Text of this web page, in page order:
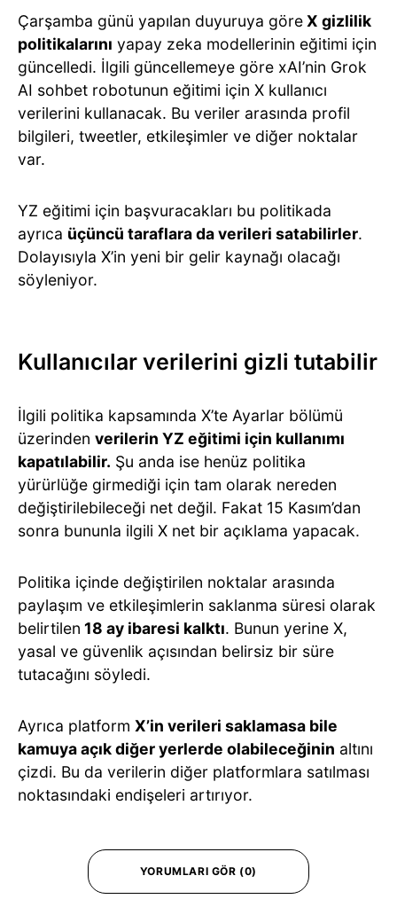
Çarşamba günü yapılan duyuruya göreX gizlilik
politikalarını yapay zeka modellerinin eğitimi için
güncelledi. İlgili güncellemeye göre xAI’nin Grok
AI sohbet robotunun eğitimi için X kullanıcı
verilerini kullanacak. Bu veriler arasında profil
bilgileri, tweetler, etkileşimler ve diğer noktalar
var.
YZ eğitimi için başvuracakları bu politikada
ayrıca üçüncü taraflara da verileri satabilirler.
Dolayısıyla X’in yeni bir gelir kaynağı olacağı
söyleniyor.
Kullanıcılar verilerini gizli tutabilir
İlgili politika kapsamında X’te Ayarlar bölümü
üzerinden verilerin YZ eğitimi için kullanımı
kapatılabilir. Şu anda ise henüz politika
yürürlüğe girmediği için tam olarak nereden
değiştirilebileceği net değil. Fakat 15 Kasım’dan
sonra bununla ilgili X net bir açıklama yapacak.
Politika içinde değiştirilen noktalar arasında
paylaşım ve etkileşimlerin saklanma süresi olarak
belirtilen 18 ay ibaresi kalktı. Bunun yerine X,
yasal ve güvenlik açısından belirsiz bir süre
tutacağını söyledi.
Ayrıca platform X’in verileri saklamasa bile
kamuya açık diğer yerlerde olabileceğinin altını
çizdi. Bu da verilerin diğer platformlara satılması
noktasındaki endişeleri artırıyor.
YORUMLARI GÖR (0)